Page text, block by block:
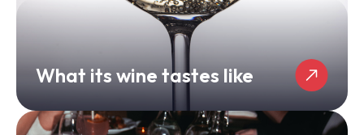
What its wine tastes like